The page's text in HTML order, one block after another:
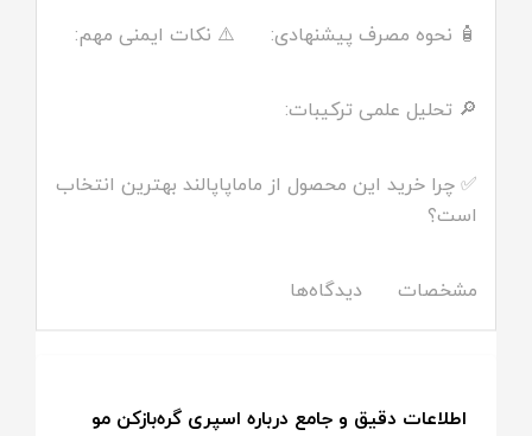
🧴 نحوه مصرف پیشنهادی: ⚠️ نکات ایمنی مهم:
🔎 تحلیل علمی ترکیبات:
✅ چرا خرید این محصول از ماماپاپالند بهترین انتخاب
است؟
مشخصات دیدگاه‌ها
اطلاعات دقیق و جامع درباره اسپری گره‌بازکن مو